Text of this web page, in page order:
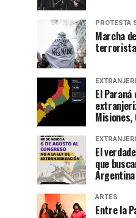
PROTESTA
Marcha
terrorista
El
El
que
ARTES
Entre la